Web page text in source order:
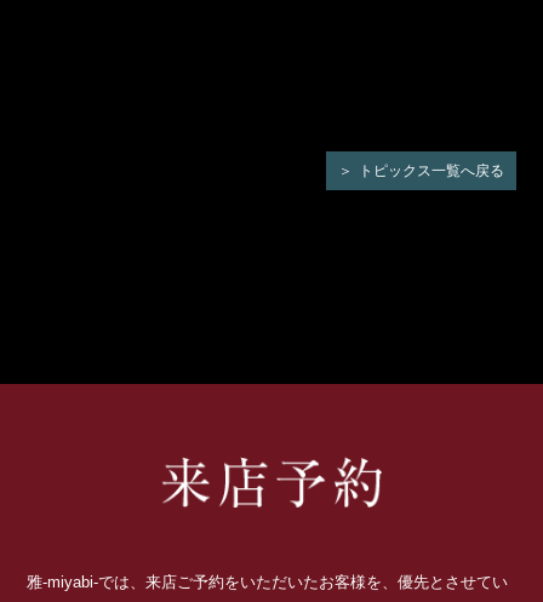
トピックス一覧へ戻る
雅-miyabi-では、来店ご予約をいただいたお客様を、優先とさせてい